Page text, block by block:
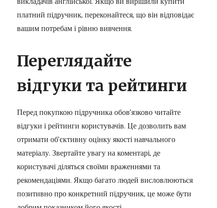
платний підручник, переконайтеся, що він відповідає
вашим потребам і рівню вивчення.
Переглядайте
відгуки та рейтинги
Перед покупкою підручника обов’язково читайте
відгуки і рейтинги користувачів. Це дозволить вам
отримати об’єктивну оцінку якості навчального
матеріалу. Звертайте увагу на коментарі, де
користувачі діляться своїми враженнями та
рекомендаціями. Якщо багато людей висловлюються
позитивно про конкретний підручник, це може бути